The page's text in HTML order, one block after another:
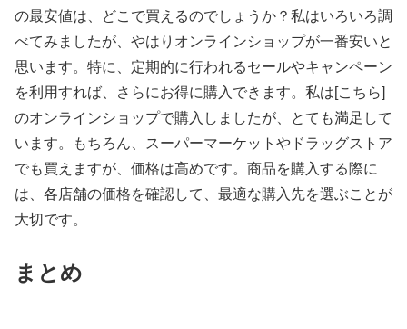
の最安値は、どこで買えるのでしょうか？私はいろいろ調
べてみましたが、やはりオンラインショップが一番安いと
思います。特に、定期的に行われるセールやキャンペーン
を利用すれば、さらにお得に購入できます。私は[こちら]
のオンラインショップで購入しましたが、とても満足して
います。もちろん、スーパーマーケットやドラッグストア
でも買えますが、価格は高めです。商品を購入する際に
は、各店舗の価格を確認して、最適な購入先を選ぶことが
大切です。
まとめ